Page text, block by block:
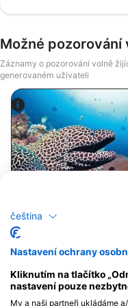
Možné
Záznamy o pozorování volně
generovaném uživateli
Alamy-WaterFrame
čeština
Nastavení ochrany
Kliknutím na tlačítko
nastavení pouze
My a naši partneři ukládáme